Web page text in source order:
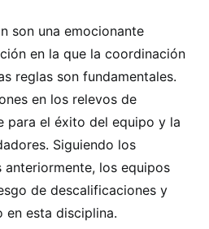
son una emocionante
en la que la coordinación
reglas son fundamentales.
en los relevos de
para el éxito del equipo y la
Siguiendo los
anteriormente, los equipos
de descalificaciones y
en esta disciplina.